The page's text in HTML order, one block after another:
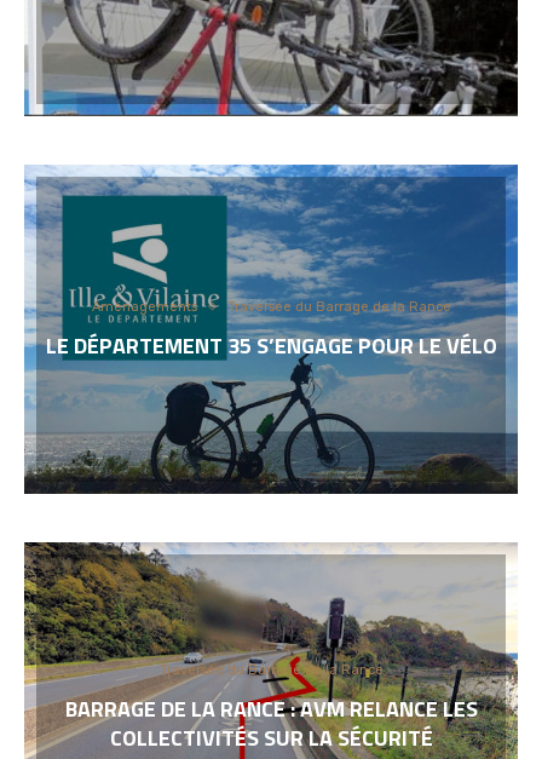
Aménagements Traversée du Barrage de la Rance
LE DÉPARTEMENT 35 S’ENGAGE POUR LE VÉLO
Traversée du Barrage de la Rance
BARRAGE DE LA RANCE : AVM RELANCE LES
COLLECTIVITÉS SUR LA SÉCURITÉ